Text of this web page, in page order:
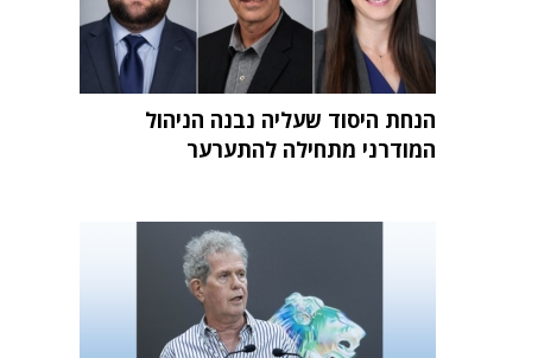
הנחת היסוד שעליה נבנה הניהול
המודרני מתחילה להתערער